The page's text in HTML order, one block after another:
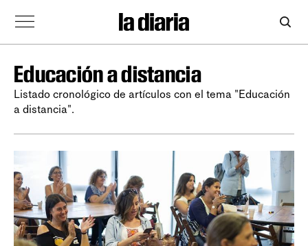
Educación a distancia
Listado cronológico de artículos con el tema "Educación
a distancia".